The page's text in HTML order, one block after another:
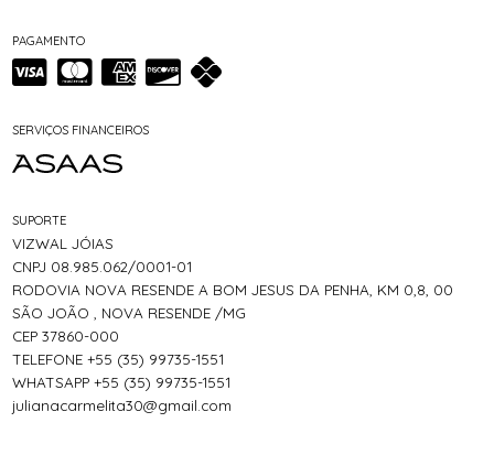
PAGAMENTO
SERVIÇOS FINANCEIROS
SUPORTE
VIZWAL JÓIAS
CNPJ 08.985.062/0001-01
RODOVIA NOVA RESENDE A BOM JESUS DA PENHA, KM 0,8, 00
SÃO JOÃO , NOVA RESENDE /MG
CEP 37860-000
TELEFONE +55 (35) 99735-1551
WHATSAPP +55 (35) 99735-1551
julianacarmelita30@gmail.com